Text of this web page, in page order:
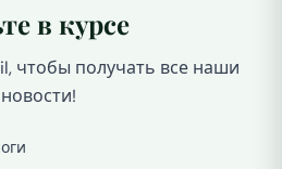
в курсе
чтобы получать все наши
новости!